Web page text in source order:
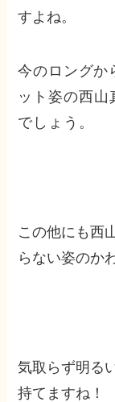
すよね。
今のロングか
ット姿の西
でしょう。
この他にも西
らない姿のか
気取らず明る
持てますね！